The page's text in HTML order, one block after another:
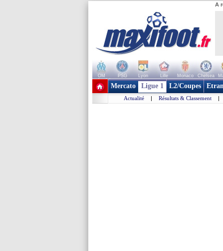
A
OM PSG Lyon Lille Monaco Chelsea
+ de clubs
Mercato Ligue 1 L2/Coupes
Actualité | Résultats & Classement |